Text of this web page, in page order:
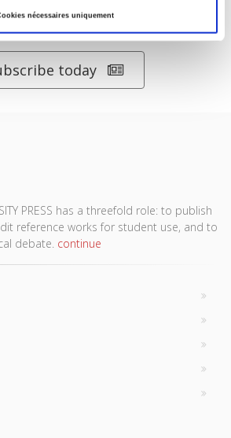
nécessaires uniquement
OUR JOURNALS
today
PRESS has a threefold role: to publish
reference works for student use, and to
debate. continue